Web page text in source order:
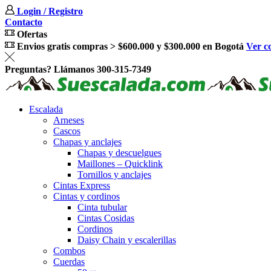
Login / Registro
Contacto
Ofertas
Envios gratis compras > $600.000 y $300.000 en Bogotá Ver
Preguntas? Llámanos 300-315-7349
Escalada
Arneses
Cascos
Chapas y anclajes
Chapas y descuelgues
Maillones – Quicklink
Tornillos y anclajes
Cintas Express
Cintas y cordinos
Cinta tubular
Cintas Cosidas
Cordinos
Daisy Chain y escalerillas
Combos
Cuerdas